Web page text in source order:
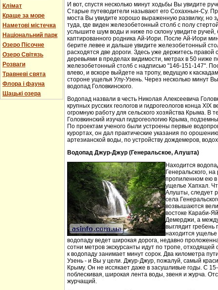
Клімат
Краще за море
Наметові містечка
Національний парк
Озеро Пісочне
Озеро Світязь
Розваги
Травневі свята
Флора і фауна
Шацькі озера
И вот, спустя несколько минут ходьбы Вы увидите
Старые путеводители называют его Сохахнын-Су.
моста Вы увидите хорошо выраженную развилку, но
туда, где виден железобетонный столб с полу
услышите шум воды и ниже по склону увидите
каптированного родника Ай-Иори. После Ай-Иори
берите левее и дальше увидите железобетонный
расходятся две дороги. Здесь уже держитесь правой
деревьями в пределах видимости, метрах в 50 ниже
железобетонный столб с надписью "146-151-147".
влево, и вскоре выйдете на тропу, ведущую к
стороне ущелья Улу-Узень. Через несколько минут
водопад Головкинского.
Водопад назвали в честь Николая Алексеевича
крупных русских геологов и гидрогеологов конца XIX
огромную работу для сельского хозяйства Крыма. В
Головкинский изучал гидрогеологию Крыма,
По проектам ученого были устроены первые
курортах, он дал практические указания по
артезианской воды, по устройству дождемеров,
Водопад Джур-Джур (Генеральское, Алушта)
Находится
Генеральского,
пропиленном ею в
ущелье Хапхал.
Алушты, следует
села
возвышаются
востоке Караби-
Демерджи, а
выглядит гребень
находится
водопаду ведет широкая дорога, недавно
сотни метров экскурсанты идут по тропе, отходящей
к водопаду занимает минут сорок. Два километра
Узень - и Вы у цели. Джур-Джур, пожалуй, самый
Крыму. Он не иссякает даже в засушливые годы. С
поблескивая, широкая лента воды, звеня и журча.
журчащий.